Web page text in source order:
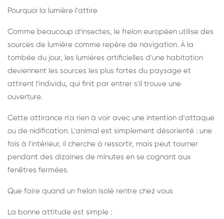
Pourquoi la lumière l'attire
Comme beaucoup d'insectes, le frelon européen utilise des
sources de lumière comme repère de navigation. À la
tombée du jour, les lumières artificielles d'une habitation
deviennent les sources les plus fortes du paysage et
attirent l'individu, qui finit par entrer s'il trouve une
ouverture.
Cette attirance n'a rien à voir avec une intention d'attaque
ou de nidification. L'animal est simplement désorienté : une
fois à l'intérieur, il cherche à ressortir, mais peut tourner
pendant des dizaines de minutes en se cognant aux
fenêtres fermées.
Que faire quand un frelon isolé rentre chez vous
La bonne attitude est simple :